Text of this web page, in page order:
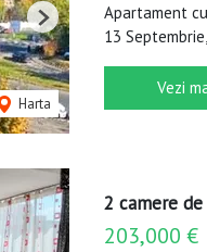
Harta
Next
Apartament
13
Vezi
2 camere
203,000 €